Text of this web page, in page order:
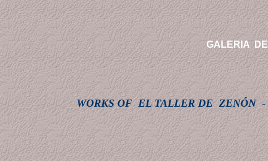
GALERIA
WORKS OF EL TALLER DE ZENÓN -